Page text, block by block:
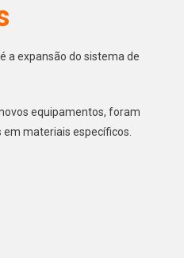
a expansão do sistema de
equipamentos, foram
materiais específicos.